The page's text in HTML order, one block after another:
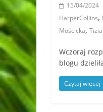
15/04/2024
HarperCollins,
Mościcka,
Wczoraj
blogu
Czytaj więcej